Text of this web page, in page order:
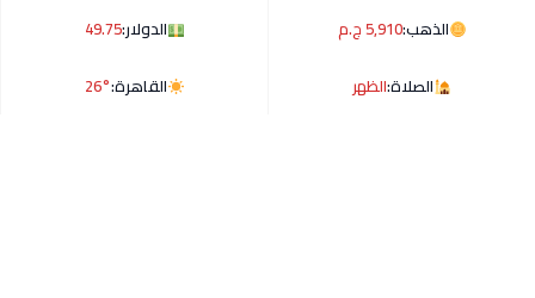
الذهب:5,910 ج.م الدولار:49.75
الصلاة:الظهر القاهرة:26°